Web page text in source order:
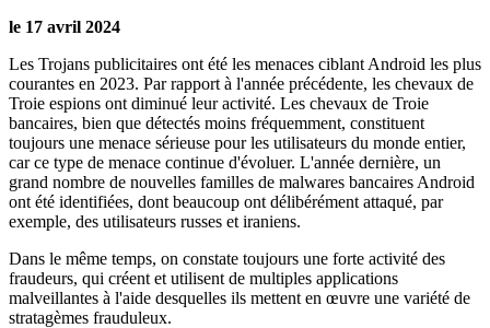
le 17 avril 2024
Les Trojans publicitaires ont été les menaces ciblant Android les plus
courantes en 2023. Par rapport à l'année précédente, les chevaux de
Troie espions ont diminué leur activité. Les chevaux de Troie
bancaires, bien que détectés moins fréquemment, constituent
toujours une menace sérieuse pour les utilisateurs du monde entier,
car ce type de menace continue d'évoluer. L'année dernière, un
grand nombre de nouvelles familles de malwares bancaires Android
ont été identifiées, dont beaucoup ont délibérément attaqué, par
exemple, des utilisateurs russes et iraniens.
Dans le même temps, on constate toujours une forte activité des
fraudeurs, qui créent et utilisent de multiples applications
malveillantes à l'aide desquelles ils mettent en œuvre une variété de
stratagèmes frauduleux.